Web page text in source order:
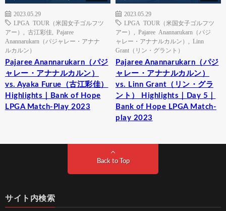
2023.05.29
LPGA TOUR（米国女子ゴルフツ
アー）
古江彩佳
Pajaree
Anannarukarn（パジャレー・アナナ
ルカルン）
Pajaree Anannarukarn（パジ
ャレー・アナナルカルン）
vs. Ayaka Furue（古江彩佳）
Highlights｜Bank of Hope
LPGA Match-Play 2023
2023.05.29
LPGA TOUR（米国女子ゴルフツ
アー）
Pajaree Anannarukarn（パジ
ャレー・アナナルカルン）
Linn
Grant（リン・グラント）
Pajaree Anannarukarn（パジ
ャレー・アナナルカルン）
vs. Linn Grant（リン・グラ
ント） Highlights｜Day 5｜
Bank of Hope LPGA Match-
play 2023
Back to Top
サイト内検索